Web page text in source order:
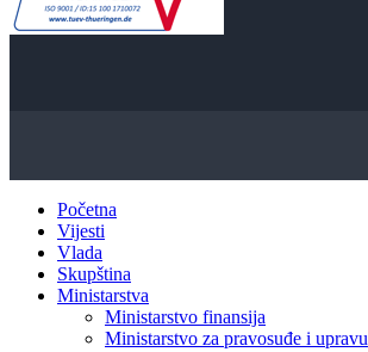
Početna
Vijesti
Vlada
Skupština
Ministarstva
Ministarstvo finansija
Ministarstvo za pravosuđe i upravu